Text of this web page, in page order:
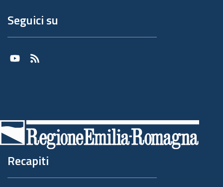
Seguici su
Youtube
RSS
Recapiti